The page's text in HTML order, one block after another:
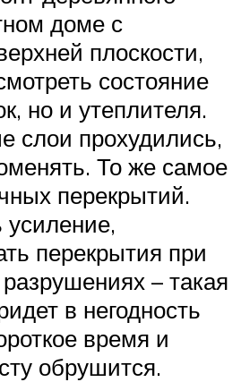
доме с
плоскости,
состояние
но и утеплителя.
слои прохудились,
То же самое
перекрытий.
усиление,
перекрытия при
– такая
в негодность
время и
обрушится.